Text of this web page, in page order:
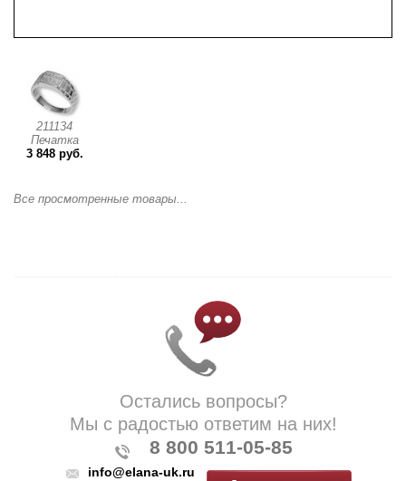
211134
Печатка
3 848 руб.
Все просмотренные товары...
Остались вопросы?
Мы с радостью ответим на них!
8 800 511-05-85
info@elana-uk.ru